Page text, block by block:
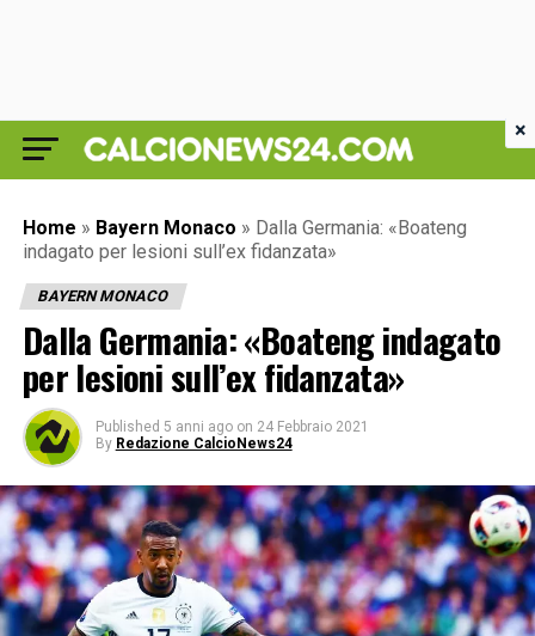
Home » Bayern Monaco » Dalla Germania: «Boateng
indagato per lesioni sull’ex fidanzata»
BAYERN MONACO
Dalla Germania: «Boateng indagato
per lesioni sull’ex fidanzata»
Published 5 anni ago on 24 Febbraio 2021
By Redazione CalcioNews24
×